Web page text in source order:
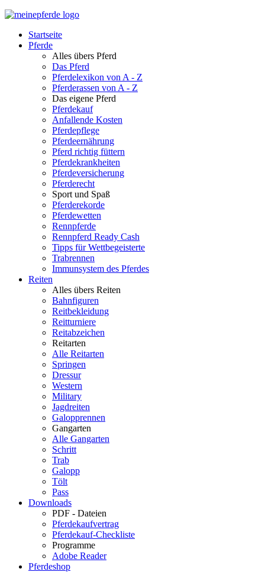
Startseite
Pferde
Alles übers Pferd
Das Pferd
Pferdelexikon von A - Z
Pferderassen von A - Z
Das eigene Pferd
Pferdekauf
Anfallende Kosten
Pferdepflege
Pferdeernährung
Pferd richtig füttern
Pferdekrankheiten
Pferdeversicherung
Pferderecht
Sport und Spaß
Pferderekorde
Pferdewetten
Rennpferde
Rennpferd Ready Cash
Tipps für Wettbegeisterte
Trabrennen
Immunsystem des Pferdes
Reiten
Alles übers Reiten
Bahnfiguren
Reitbekleidung
Reitturniere
Reitabzeichen
Reitarten
Alle Reitarten
Springen
Dressur
Western
Military
Jagdreiten
Galopprennen
Gangarten
Alle Gangarten
Schritt
Trab
Galopp
Tölt
Pass
Downloads
PDF - Dateien
Pferdekaufvertrag
Pferdekauf-Checkliste
Programme
Adobe Reader
Pferdeshop